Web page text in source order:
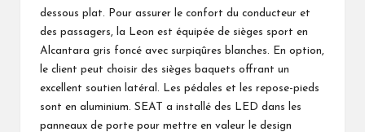
dessous plat. Pour assurer le confort du conducteur et
des passagers, la Leon est équipée de sièges sport en
Alcantara gris foncé avec surpiqûres blanches. En option,
le client peut choisir des sièges baquets offrant un
excellent soutien latéral. Les pédales et les repose-pieds
sont en aluminium. SEAT a installé des LED dans les
panneaux de porte pour mettre en valeur le design